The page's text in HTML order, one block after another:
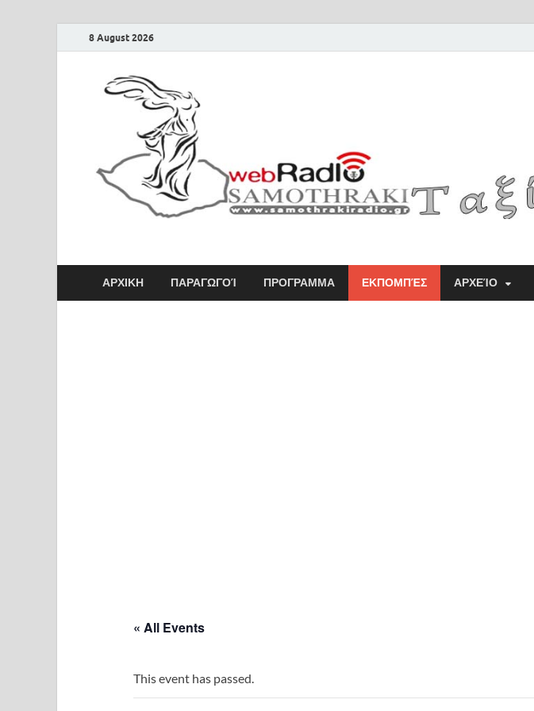
8 August 2026
Samothraki Web Radio
ΑΡΧΙΚΗ ΠΑΡΑΓΩΓΟΊ ΠΡΟΓΡΑΜΜΑ ΕΚΠΟΜΠΈΣ ΑΡΧΕΊΟ
« All Events
This event has passed.